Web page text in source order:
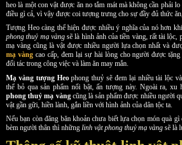
heo là một con vật được ăn no tắm mát mà không cần phải
điều gì cả, vì vậy được coi tượng trưng cho sự đầy đủ thức
Tượng Heo càng thể hiện được nhiều ý nghĩa của nó hơn
phong thuỷ mạ vàngsẽ là hình ảnh của tiền vàng, rất tài
mạ vàng cũng là vật được nhiều người lựa chọn nhất và
mạ vàngcao cấp, đem lại sự hài lòng cho người được
đối tác trong công việc và làm ăn may mắn.
Mạ vàng tượng Heophong thuỷ sẽ đem lại nhiều tài lộc
thể bỏ qua sản phẩm nổi bật, ấn tượng này. Ngoài ra,
phong thuỷ mạ vàngcũng là sản phẩm được nhiều người
vật gần gữi, hiền lành, gắn liền với hình ảnh của dân tộc ta.
Nếu bạn còn đăng băn khoản chưa biết lựa chọn món quà gì
bèm người thân thì những linh vật phong thuỷ mạ vàng sẽ là